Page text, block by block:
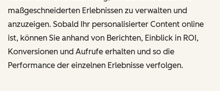
maßgeschneiderten Erlebnissen zu verwalten und
anzuzeigen. Sobald Ihr personalisierter Content online
ist, können Sie anhand von Berichten, Einblick in ROI,
Konversionen und Aufrufe erhalten und so die
Performance der einzelnen Erlebnisse verfolgen.